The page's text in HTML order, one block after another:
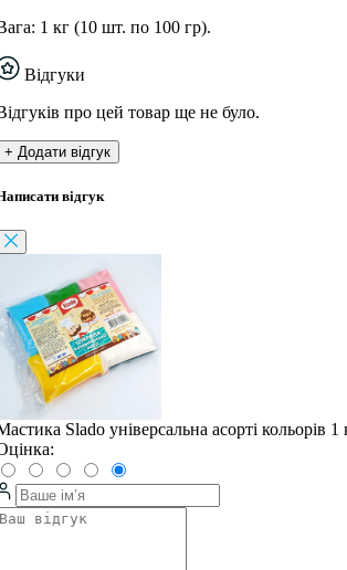
1 кг (10 шт. по 100 гр).
Відгуки
про цей товар ще не було.
+ Додати відгук
відгук
Slado універсальна асорті кольорів